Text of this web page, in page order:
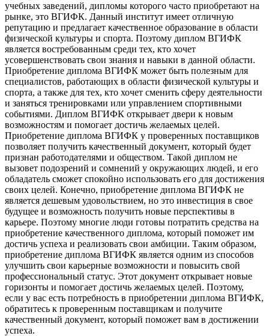
учебных заведений, дипломы которого часто приобретают на
рынке, это ВГИФК. Данный институт имеет отличную
репутацию и предлагает качественное образование в области
физической культуры и спорта. Поэтому диплом ВГИФК
является востребованным среди тех, кто хочет
усовершенствовать свои знания и навыки в данной области.
Приобретение диплома ВГИФК может быть полезным для
специалистов, работающих в области физической культуры и
спорта, а также для тех, кто хочет сменить сферу деятельности
и заняться тренировками или управлением спортивными
событиями. Диплом ВГИФК открывает двери к новым
возможностям и помогает достичь желаемых целей.
Приобретение диплома ВГИФК у проверенных поставщиков
позволяет получить качественный документ, который будет
признан работодателями и обществом. Такой диплом не
вызовет подозрений и сомнений у окружающих людей, и его
обладатель сможет спокойно использовать его для достижения
своих целей. Конечно, приобретение диплома ВГИФК не
является дешевым удовольствием, но это инвестиция в свое
будущее и возможность получить новые перспективы в
карьере. Поэтому многие люди готовы потратить средства на
приобретение качественного диплома, который поможет им
достичь успеха и реализовать свои амбиции. Таким образом,
приобретение диплома ВГИФК является одним из способов
улучшить свои карьерные возможности и повысить свой
профессиональный статус. Этот документ открывает новые
горизонты и помогает достичь желаемых целей. Поэтому,
если у вас есть потребность в приобретении диплома ВГИФК,
обратитесь к проверенным поставщикам и получите
качественный документ, который поможет вам в достижении
успеха.